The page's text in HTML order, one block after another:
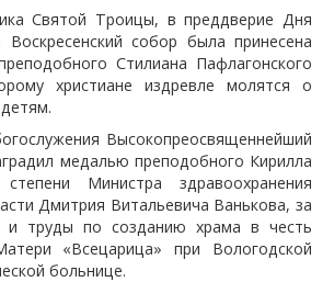
Святой Троицы, в преддверие Дня
собор была принесена
Стилиана Пафлагонского
христиане издревле молятся о
Высокопреосвященнейший
медалью преподобного Кирилла
Министра здравоохранения
Дмитрия Витальевича Ванькова, за
и труды по созданию храма в честь
«Всецарица» при Вологодской
больнице.